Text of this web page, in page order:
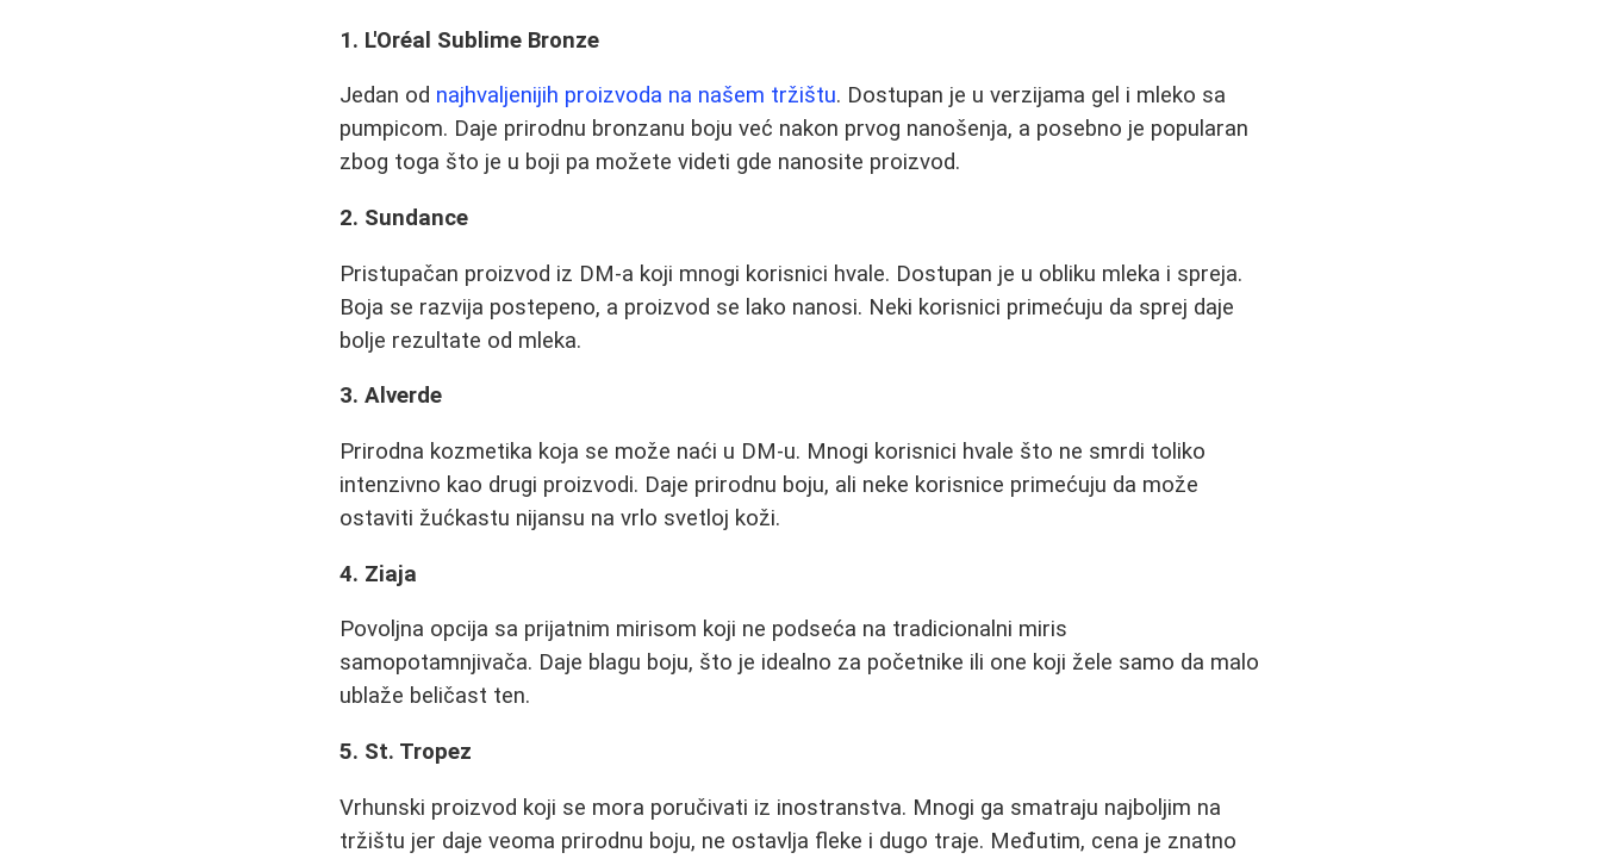
1. L'Oréal Sublime Bronze
Jedan od najhvaljenijih proizvoda na našem tržištu. Dostupan je u verzijama gel i mleko sa
pumpicom. Daje prirodnu bronzanu boju već nakon prvog nanošenja, a posebno je popularan
zbog toga što je u boji pa možete videti gde nanosite proizvod.
2. Sundance
Pristupačan proizvod iz DM-a koji mnogi korisnici hvale. Dostupan je u obliku mleka i spreja.
Boja se razvija postepeno, a proizvod se lako nanosi. Neki korisnici primećuju da sprej daje
bolje rezultate od mleka.
3. Alverde
Prirodna kozmetika koja se može naći u DM-u. Mnogi korisnici hvale što ne smrdi toliko
intenzivno kao drugi proizvodi. Daje prirodnu boju, ali neke korisnice primećuju da može
ostaviti žućkastu nijansu na vrlo svetloj koži.
4. Ziaja
Povoljna opcija sa prijatnim mirisom koji ne podseća na tradicionalni miris
samopotamnjivača. Daje blagu boju, što je idealno za početnike ili one koji žele samo da malo
ublaže beličast ten.
5. St. Tropez
Vrhunski proizvod koji se mora poručivati iz inostranstva. Mnogi ga smatraju najboljim na
tržištu jer daje veoma prirodnu boju, ne ostavlja fleke i dugo traje. Međutim, cena je znatno